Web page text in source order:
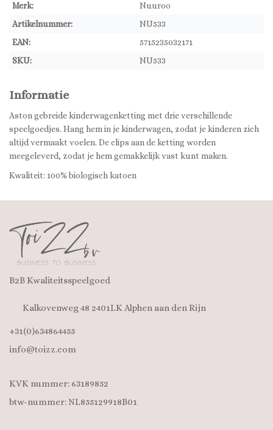
Merk:
Nuuroo
Artikelnummer:
NU533
EAN:
5715235032171
SKU:
NU533
Informatie
Aston gebreide kinderwagenketting met drie verschillende
speelgoedjes. Hang hem in je kinderwagen, zodat je kinderen zich
altijd vermaakt voelen. De clips aan de ketting worden
meegeleverd, zodat je hem gemakkelijk vast kunt maken.
Kwaliteit: 100% biologisch katoen
B2B Kwaliteitsspeelgoed
Kalkovenweg 48 2401LK Alphen aan den Rijn
+31(0)634864455
info@toizz.com
KVK nummer: 63189852
btw-nummer: NL855129918B01